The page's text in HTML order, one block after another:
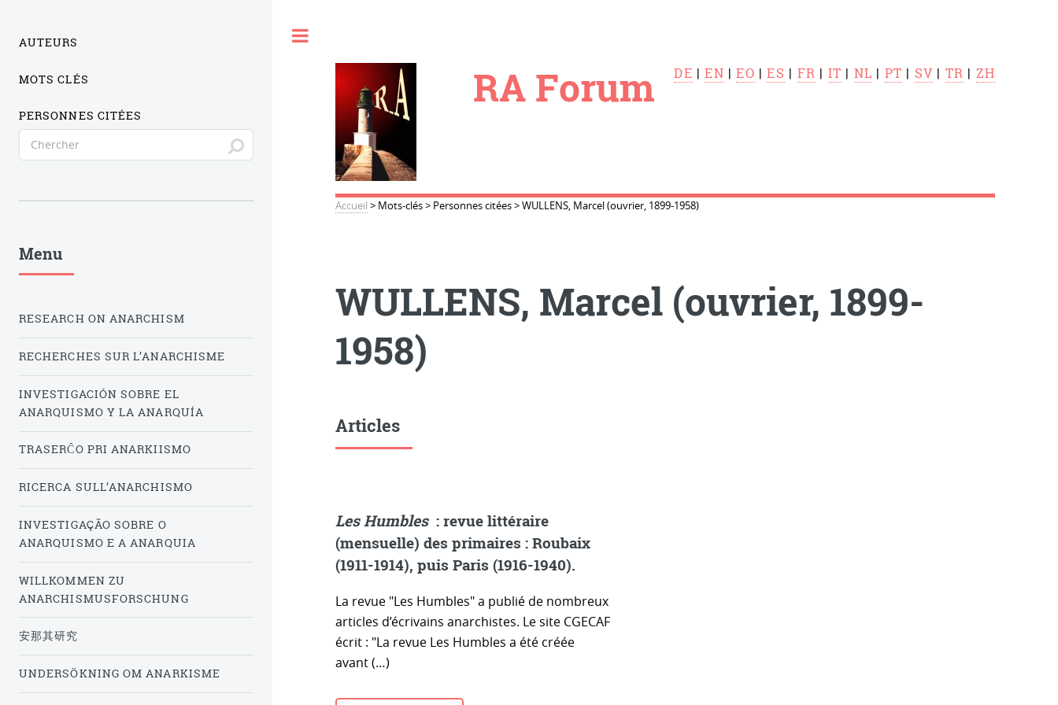
RA Forum DE |EN |EO |ES | FR | IT | NL | PT | SV | TR | ZH
Accueil > Mots-clés> Personnes citées>WULLENS, Marcel (ouvrier, 1899-1958)
WULLENS, Marcel (ouvrier, 1899-
1958)
Articles
Les Humbles : revue littéraire
(mensuelle) des primaires : Roubaix
(1911-1914), puis Paris (1916-1940).
La revue "Les Humbles" a publié de nombreux
articles d’écrivains anarchistes. Le site CGECAF
écrit : "La revue Les Humbles a été créée
avant (…)
AUTEURS
MOTS CLÉS
PERSONNES CITÉES
Menu
RESEARCH ON ANARCHISM
RECHERCHES SUR L’ANARCHISME
INVESTIGACIÓN SOBRE EL
ANARQUISMO Y LA ANARQUÍA
TRASERĈO PRI ANARKIISMO
RICERCA SULL’ANARCHISMO
INVESTIGAÇÃO SOBRE O
ANARQUISMO E A ANARQUIA
WILLKOMMEN ZU
ANARCHISMUSFORSCHUNG
安那其研究
UNDERSÖKNING OM ANARKISME